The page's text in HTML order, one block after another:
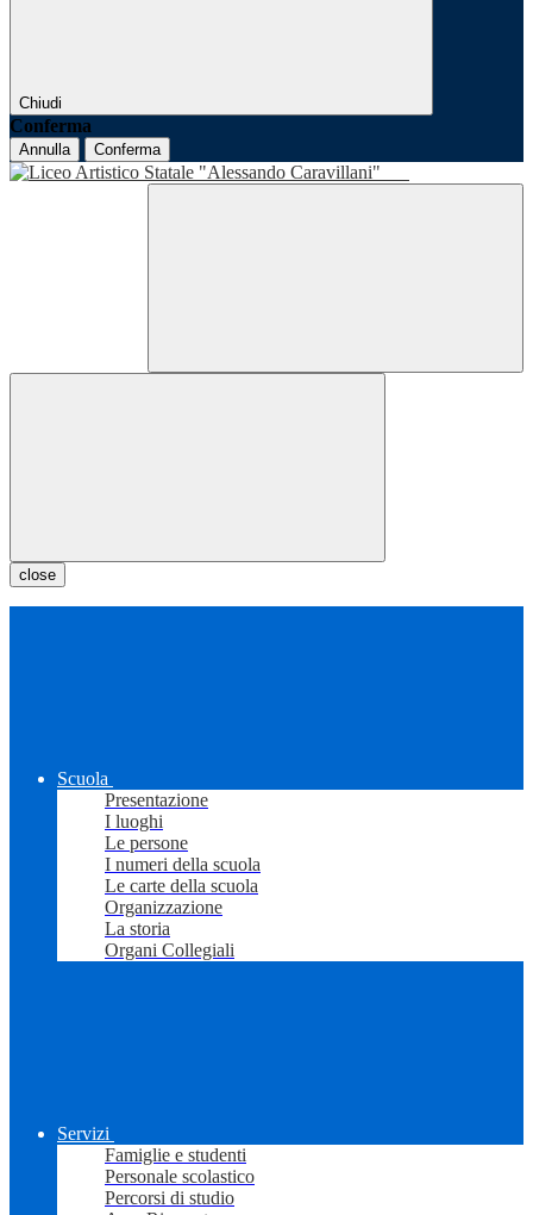
Chiudi
Conferma
Annulla Conferma
close
Scuola
Presentazione
I luoghi
Le persone
I numeri della scuola
Le carte della scuola
Organizzazione
La storia
Organi Collegiali
Servizi
Famiglie e studenti
Personale scolastico
Percorsi di studio